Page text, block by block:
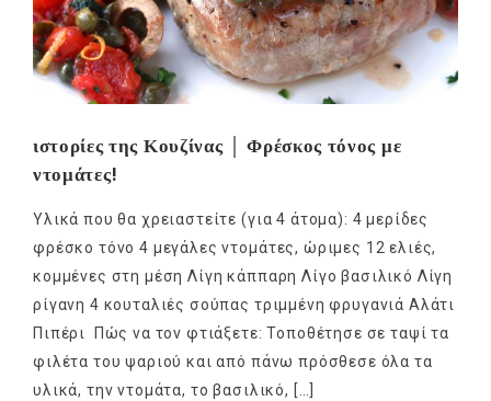
ιστορίες της Κουζίνας │ Φρέσκος τόνος με
ντομάτες!
Υλικά που θα χρειαστείτε (για 4 άτομα): 4 μερίδες
φρέσκο τόνο 4 μεγάλες ντομάτες, ώριμες 12 ελιές,
κομμένες στη μέση Λίγη κάππαρη Λίγο βασιλικό Λίγη
ρίγανη 4 κουταλιές σούπας τριμμένη φρυγανιά Αλάτι
Πιπέρι Πώς να τον φτιάξετε: Τοποθέτησε σε ταψί τα
φιλέτα του ψαριού και από πάνω πρόσθεσε όλα τα
υλικά, την ντομάτα, το βασιλικό, […]